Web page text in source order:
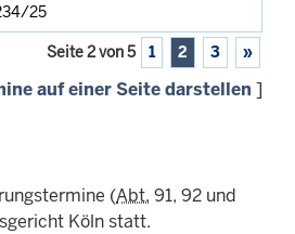
25
Seite 2 von 5 1 2 3 »
auf einer Seite darstellen ]
(Abt. 91, 92 und
Köln statt.